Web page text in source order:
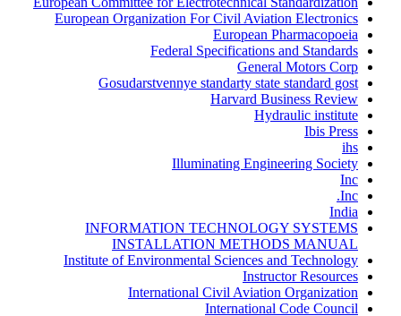
European Organization For Civil Aviation Electronics
European Pharmacopoeia
Federal Specifications and Standards
General Motors Corp
Gosudarstvennye standarty state standard gost
Harvard Business Review
Hydraulic institute
Ibis Press
ihs
Illuminating Engineering Society
Inc
Inc.
India
INFORMATION TECHNOLOGY SYSTEMS
INSTALLATION METHODS MANUAL
Institute of Environmental Sciences and Technology
Instructor Resources
International Civil Aviation Organization
International Code Council